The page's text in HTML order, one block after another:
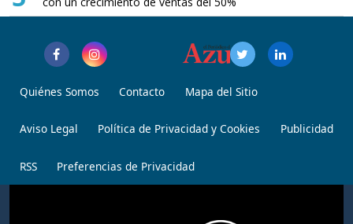
Quiénes Somos Contacto Mapa del Sitio
Aviso Legal Política de Privacidad y Cookies Publicidad
RSS Preferencias de Privacidad